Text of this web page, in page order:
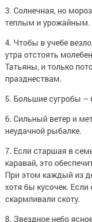
3. Солнечная, но
теплым и урожайным.
4. Чтобы в учебе
утра отстоять
Татьяны, и только
празднествам.
5. Большие сугробы –
6. Сильный ветер и
неудачной рыбалке.
7. Если старшая в
каравай, это
При этом каждый из
хотя бы кусочек.
скармливали скоту.
8. Звездное небо